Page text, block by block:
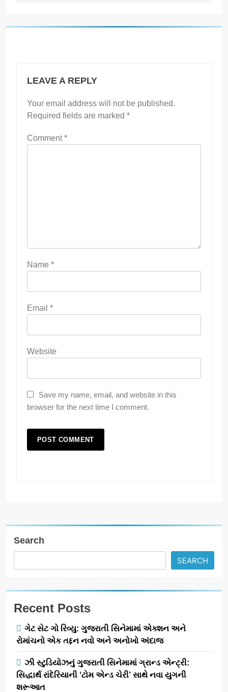
LEAVE A REPLY
Your email address will not be published.
Required fields are marked *
Comment*
Name *
Email *
Website
Save my name, email, and website in this
browser for the next time I comment.
Search
SEARCH
Recent Posts
ગેટ સેટ ગો રિવ્યુ: ગુજરાતી સિનેમામાં એક્શન અને
રોમાંચનો એક તદ્દન નવો અને અનોખો અંદાજ
ઝી સ્ટુડિયોઝનું ગુજરાતી સિનેમામાં ગ્રાન્ડ એન્ટ્રી:
સિદ્ધાર્થ રાંદેરિયાની ‘ટોમ એન્ડ ચેરી’ સાથે નવા યુગની
શરૂઆત